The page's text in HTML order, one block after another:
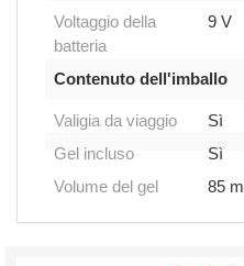
Voltaggio della
batteria
9 V
Contenuto dell'imballo
Valigia da viaggio
Sì
Gel incluso
Sì
Volume del gel
85